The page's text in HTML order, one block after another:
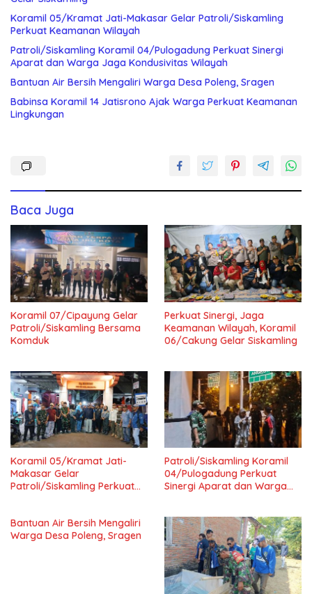
Koramil 05/Kramat Jati-Makasar Gelar Patroli/Siskamling
Perkuat Keamanan Wilayah
Patroli/Siskamling Koramil 04/Pulogadung Perkuat Sinergi
Aparat dan Warga Jaga Kondusivitas Wilayah
Bantuan Air Bersih Mengaliri Warga Desa Poleng, Sragen
Babinsa Koramil 14 Jatisrono Ajak Warga Perkuat Keamanan
Lingkungan
Baca Juga
Koramil 07/Cipayung Gelar
Patroli/Siskamling Bersama
Komduk
Perkuat Sinergi, Jaga
Keamanan Wilayah, Koramil
06/Cakung Gelar Siskamling
Koramil 05/Kramat Jati-
Makasar Gelar
Patroli/Siskamling Perkuat
Patroli/Siskamling Koramil
04/Pulogadung Perkuat
Sinergi Aparat dan Warga
Bantuan Air Bersih Mengaliri
Warga Desa Poleng, Sragen